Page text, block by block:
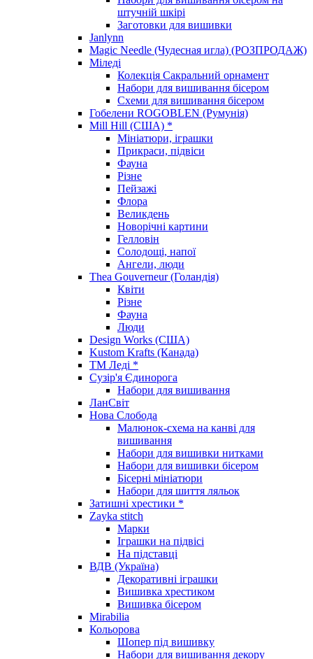
штучній шкірі
Заготовки для вишивки
Janlynn
Magic Needle (Чудесная игла) (РОЗПРОДАЖ)
Міледі
Колекція Сакральний орнамент
Набори для вишивання бісером
Схеми для вишивання бісером
Гобелени ROGOBLEN (Румунія)
Mill Hill (США) *
Мініатюри, іграшки
Прикраси, підвіси
Фауна
Різне
Пейзажі
Флора
Великдень
Новорічні картини
Гелловін
Солодощі, напої
Ангели, люди
Thea Gouverneur (Голандія)
Квіти
Різне
Фауна
Люди
Design Works (США)
Kustom Krafts (Канада)
ТМ Леді *
Сузір'я Єдинорога
Набори для вишивання
ЛанСвіт
Нова Слобода
Малюнок-схема на канві для
вишивання
Набори для вишивки нитками
Набори для вишивки бісером
Бісерні мініатюри
Набори для шиття ляльок
Затишні хрестики *
Zayka stitch
Марки
Іграшки на підвісі
На підставці
ВДВ (Україна)
Декоративні іграшки
Вишивка хрестиком
Вишивка бісером
Mirabilia
Кольорова
Шопер під вишивку
Набори для вишивання декору